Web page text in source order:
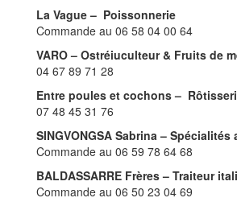
La Vague – Poissonnerie
Commande au 06 58 04 00 64
VARO – Ostréiuculteur & Fruits de
04 67 89 71 28
Entre poules et cochons –
07 48 45 31 76
SINGVONGSA Sabrina – Spécialités
Commande au 06 59 78 64 68
BALDASSARRE Frères – Traiteur
Commande au 06 50 23 04 69